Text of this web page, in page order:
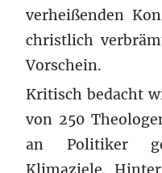
verheißenden
christlich
Vorschein.
Kritisch bedacht
von 250
an Politiker